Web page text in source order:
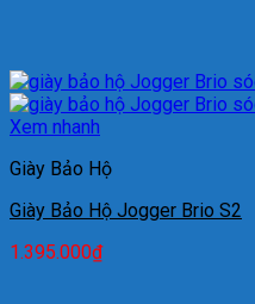
Xem nhanh
Giày Bảo Hộ
Giày Bảo Hộ Jogger Brio S2
1.395.000₫